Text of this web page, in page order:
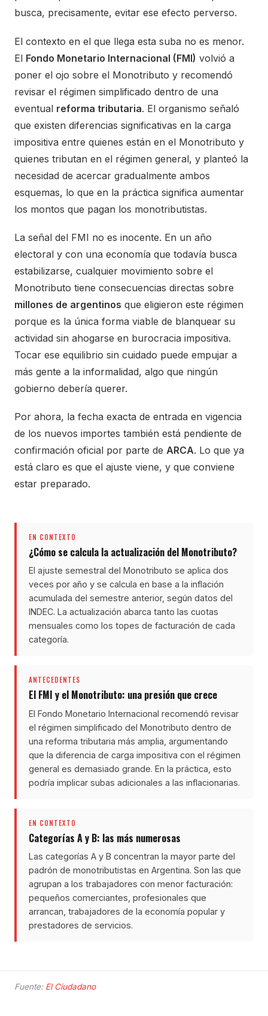
busca, precisamente, evitar ese efecto perverso.
El contexto en el que llega esta suba no es menor.
El Fondo Monetario Internacional (FMI) volvió a
poner el ojo sobre el Monotributo y recomendó
revisar el régimen simplificado dentro de una
eventual reforma tributaria. El organismo señaló
que existen diferencias significativas en la carga
impositiva entre quienes están en el Monotributo y
quienes tributan en el régimen general, y planteó la
necesidad de acercar gradualmente ambos
esquemas, lo que en la práctica significa aumentar
los montos que pagan los monotributistas.
La señal del FMI no es inocente. En un año
electoral y con una economía que todavía busca
estabilizarse, cualquier movimiento sobre el
Monotributo tiene consecuencias directas sobre
millones de argentinos que eligieron este régimen
porque es la única forma viable de blanquear su
actividad sin ahogarse en burocracia impositiva.
Tocar ese equilibrio sin cuidado puede empujar a
más gente a la informalidad, algo que ningún
gobierno debería querer.
Por ahora, la fecha exacta de entrada en vigencia
de los nuevos importes también está pendiente de
confirmación oficial por parte de ARCA. Lo que ya
está claro es que el ajuste viene, y que conviene
estar preparado.
EN CONTEXTO
¿Cómo se calcula la actualización del Monotributo?
El ajuste semestral del Monotributo se aplica dos
veces por año y se calcula en base a la inflación
acumulada del semestre anterior, según datos del
INDEC. La actualización abarca tanto las cuotas
mensuales como los topes de facturación de cada
categoría.
ANTECEDENTES
El FMI y el Monotributo: una presión que crece
El Fondo Monetario Internacional recomendó revisar
el régimen simplificado del Monotributo dentro de
una reforma tributaria más amplia, argumentando
que la diferencia de carga impositiva con el régimen
general es demasiado grande. En la práctica, esto
podría implicar subas adicionales a las inflacionarias.
EN CONTEXTO
Categorías A y B: las más numerosas
Las categorías A y B concentran la mayor parte del
padrón de monotributistas en Argentina. Son las que
agrupan a los trabajadores con menor facturación:
pequeños comerciantes, profesionales que
arrancan, trabajadores de la economía popular y
prestadores de servicios.
Fuente: El Ciudadano